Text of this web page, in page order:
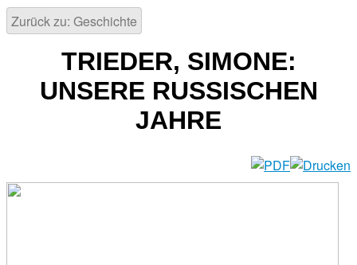
Zurück zu: Geschichte
TRIEDER, SIMONE:
UNSERE RUSSISCHEN
JAHRE